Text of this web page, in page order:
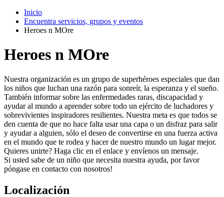
Inicio
Encuentra servicios, grupos y eventos
Heroes n MOre
Heroes n MOre
Nuestra organización es un grupo de superhéroes especiales que dan
los niños que luchan una razón para sonreír, la esperanza y el sueño.
También informar sobre las enfermedades raras, discapacidad y
ayudar al mundo a aprender sobre todo un ejército de luchadores y
sobrevivientes inspiradores resilientes. Nuestra meta es que todos se
den cuenta de que no hace falta usar una capa o un disfraz para salir
y ayudar a alguien, sólo el deseo de convertirse en una fuerza activa
en el mundo que te rodea y hacer de nuestro mundo un lugar mejor.
Quieres unirte? Haga clic en el enlace y envíenos un mensaje.
Si usted sabe de un niño que necesita nuestra ayuda, por favor
póngase en contacto con nosotros!
Localización